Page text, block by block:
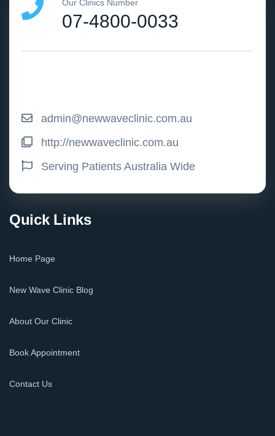
Our Clinics Number
07-4800-0033
admin@newwaveclinic.com.au
http://newwaveclinic.com.au
Serving Patients Australia Wide
Quick Links
Home Page
New Wave Clinic Blog
About Our Clinic
Book Appointment
Contact Us